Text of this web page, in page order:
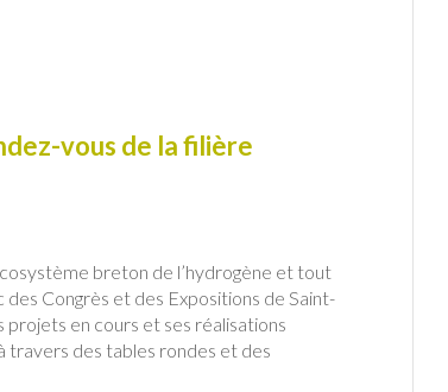
vous de la filière
breton de l’hydrogène et tout
Congrès et des Expositions de Saint-
projets en cours et ses réalisations
travers des tables rondes et des